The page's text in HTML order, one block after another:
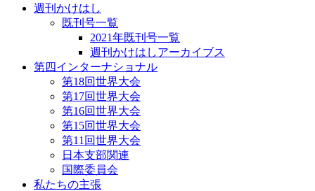
週刊かけはし
既刊号一覧
2021年既刊号一覧
週刊かけはしアーカイブス
第四インターナショナル
第18回世界大会
第17回世界大会
第16回世界大会
第15回世界大会
第11回世界大会
日本支部関連
国際委員会
私たちの主張